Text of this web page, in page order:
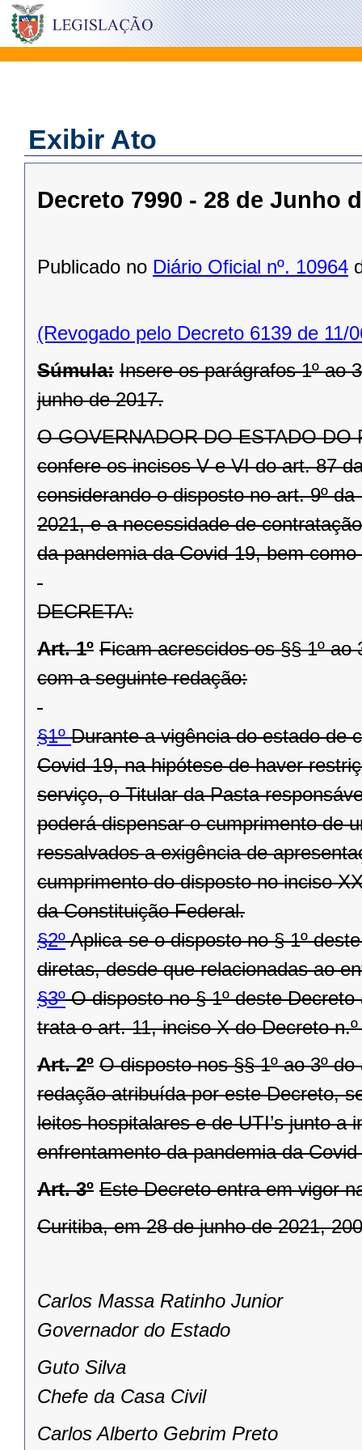
Exibir Ato
Decreto 7990 - 28 de Junho
Publicado no Diário Oficial nº. 10964
(Revogado pelo Decreto 6139 de 11/
Súmula: Insere os parágrafos 1º ao
junho de 2017.
O GOVERNADOR DO ESTADO DO
confere os incisos V e VI do art. 87
considerando o disposto no art. 9º
2021, e a necessidade de
da pandemia da Covid-19, bem
DECRETA:
Art. 1º Ficam acrescidos os §§ 1º ao
com a seguinte redação:
§1ºDurante a vigência do estado de
Covid-19, na hipótese de haver
serviço, o Titular da Pasta
poderá dispensar o cumprimento de
ressalvados a exigência de
cumprimento do disposto no inciso
da Constituição Federal.
§2ºAplica-se o disposto no § 1º
diretas, desde que relacionadas ao
§3ºO disposto no § 1º deste
trata o art. 11, inciso X do Decreto
Art. 2º O disposto nos §§ 1º ao 3º
redação atribuída por este Decreto,
leitos hospitalares e de UTI’s junto a
enfrentamento da pandemia da
Art. 3º Este Decreto entra em vigor
Curitiba, em 28 de junho de 2021,
Carlos Massa Ratinho Junior
Governador do Estado
Guto Silva
Chefe da Casa Civil
Carlos Alberto Gebrim Preto